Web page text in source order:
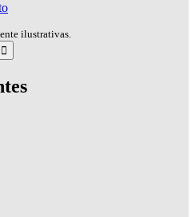
ilustrativas.